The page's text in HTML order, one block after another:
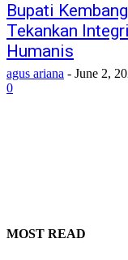
Bupati
Tekankan
Humanis
agus ariana - June 2,
0
MOST READ